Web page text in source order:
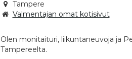
Tampere
Valmentajan omat kotisivut
Olen monitaituri, liikuntaneuvoja ja
Tampereelta.